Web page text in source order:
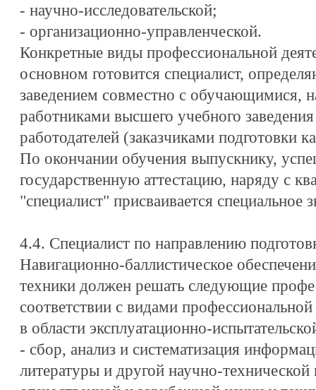
- научно-исследовательской;
- организационно-управленческой.
Конкретные виды профессиональной
основном готовится специалист,
заведением совместно с обучающимися,
работниками высшего учебного
работодателей (заказчиками подготовки
По окончании обучения выпускнику,
государственную аттестацию, наряду с
"специалист" присваивается специальное
4.4. Специалист по направлению
Навигационно-баллистическое
техники должен решать следующие
соответствии с видами профессиональной
в области эксплуатационно-
- сбор, анализ и систематизация
литературы и другой научно-